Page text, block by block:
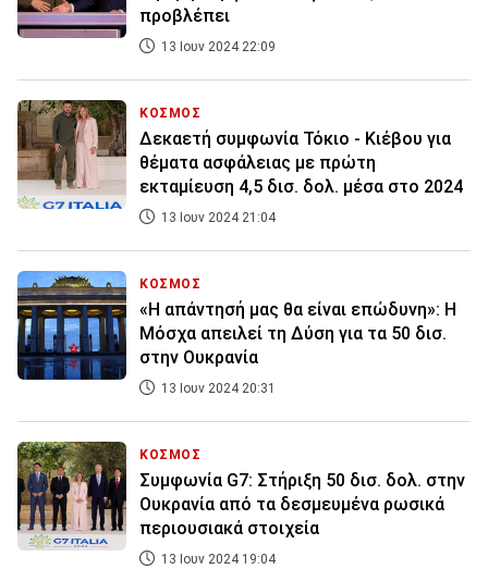
προβλέπει
13 Ιουν 2024 22:09
ΚΟΣΜΟΣ
Δεκαετή συμφωνία Τόκιο - Κιέβου για
θέματα ασφάλειας με πρώτη
εκταμίευση 4,5 δισ. δολ. μέσα στο 2024
13 Ιουν 2024 21:04
ΚΟΣΜΟΣ
«Η απάντησή μας θα είναι επώδυνη»: Η
Μόσχα απειλεί τη Δύση για τα 50 δισ.
στην Ουκρανία
13 Ιουν 2024 20:31
ΚΟΣΜΟΣ
Συμφωνία G7: Στήριξη 50 δισ. δολ. στην
Ουκρανία από τα δεσμευμένα ρωσικά
περιουσιακά στοιχεία
13 Ιουν 2024 19:04